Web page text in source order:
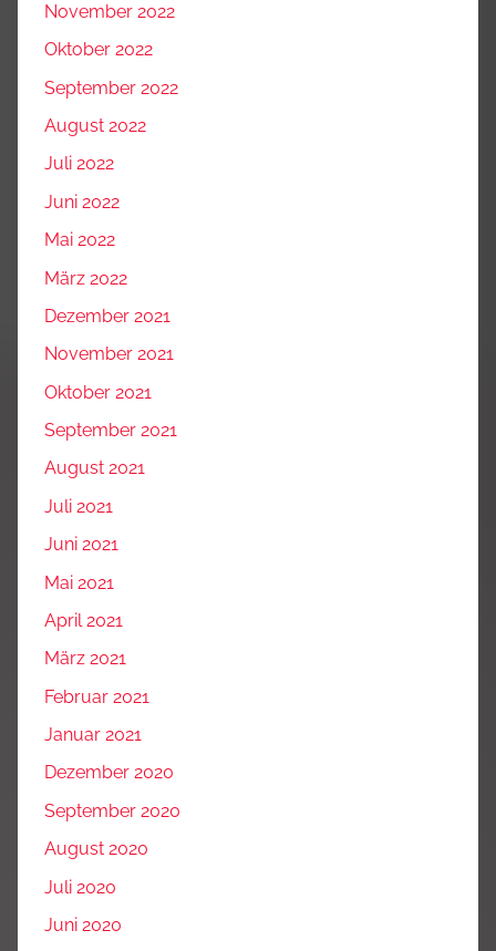
November 2022
Oktober 2022
September 2022
August 2022
Juli 2022
Juni 2022
Mai 2022
März 2022
Dezember 2021
November 2021
Oktober 2021
September 2021
August 2021
Juli 2021
Juni 2021
Mai 2021
April 2021
März 2021
Februar 2021
Januar 2021
Dezember 2020
September 2020
August 2020
Juli 2020
Juni 2020